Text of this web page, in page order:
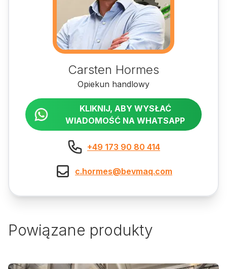
Carsten Hormes
Opiekun handlowy
KLIKNIJ, ABY WYSŁAĆ
WIADOMOŚĆ NA WHATSAPP
+49 173 90 80 414
c.hormes@bevmaq.com
Powiązane produkty